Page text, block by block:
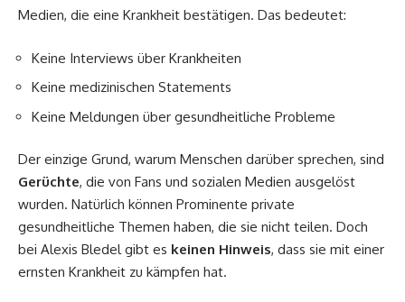
Medien, die eine Krankheit bestätigen. Das bedeutet:
Keine Interviews über Krankheiten
Keine medizinischen Statements
Keine Meldungen über gesundheitliche Probleme
Der einzige Grund, warum Menschen darüber sprechen, sind
Gerüchte, die von Fans und sozialen Medien ausgelöst
wurden. Natürlich können Prominente private
gesundheitliche Themen haben, die sie nicht teilen. Doch
bei Alexis Bledel gibt es keinen Hinweis, dass sie mit einer
ernsten Krankheit zu kämpfen hat.